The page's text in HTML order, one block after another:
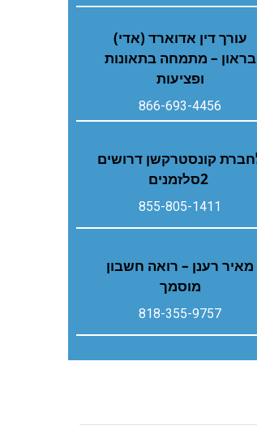
עורך דין אדוארד (אדי)
בראון – מתמחה בתאונות
ופציעות
866-693-4456
‬2‭ ‬סלזמנים
855-805-1411
מאיר רענן – רואה חשבון
מוסמך
818-355-9757